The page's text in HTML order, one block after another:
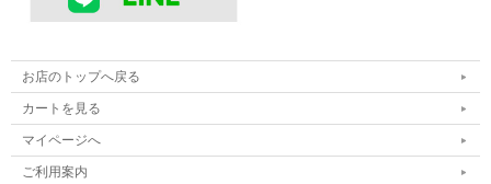
夜の街を灯す、赤と黒のコントラスト。
ザー。和紙特有の落ち着いた黒に、提灯を思わせる鮮やかな赤を
効かせることで、力強いコントラストの中に日本ならではの美意
識と品格を宿したデザインに仕上げられています。均一ではない
和紙ならではの表情、そしてどこか温もりを感じる柔らかな手触
り。工業的な素材にはない不完全さが、どこか懐かしく、心を惹
お店のトップへ戻る
カートを見る
マイページへ
ご利用案内